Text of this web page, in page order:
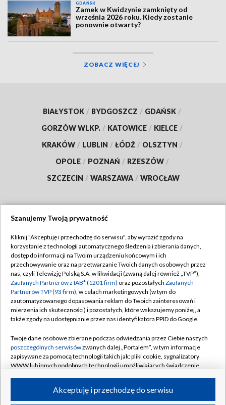
GDAŃSK
Zamek w Kwidzynie zamknięty od
września 2026 roku. Kiedy zostanie
ponownie otwarty?
ZOBACZ WIĘCEJ
BIAŁYSTOK / BYDGOSZCZ / GDAŃSK /
GORZÓW WLKP. / KATOWICE / KIELCE /
KRAKÓW / LUBLIN / ŁÓDŹ / OLSZTYN /
OPOLE / POZNAŃ / RZESZÓW /
SZCZECIN / WARSZAWA / WROCŁAW
TVP
Abonament TVP
Emisja w TVP
Centrum informacji TVP
Naziemna Telewizja Cyfrowa
Rada Programowa
System NOS
Informacje o nadawcy
Program dla prasy
Regulamin TVP
Polityka prywatności
Moje zgody
Pomoc
Kontakt
Kanały
Szanujemy Twoją prywatność
Kliknij "Akceptuję i przechodzę do serwisu", aby wyrazić zgody na
korzystanie z technologii automatycznego śledzenia i zbierania danych,
dostęp do informacji na Twoim urządzeniu końcowym i ich
przechowywanie oraz na przetwarzanie Twoich danych osobowych przez
nas, czyli Telewizję Polską S.A. w likwidacji (zwaną dalej również „TVP”),
Zaufanych Partnerów z IAB* (1201 firm) oraz pozostałych Zaufanych
Partnerów TVP (93 firm), w celach marketingowych (w tym do
zautomatyzowanego dopasowania reklam do Twoich zainteresowań i
mierzenia ich skuteczności) i pozostałych, które wskazujemy poniżej, a
także zgody na udostępnianie przez nas identyfikatora PPID do Google.
Twoje dane osobowe zbierane podczas odwiedzania przez Ciebie naszych
poszczególnych serwisówzwanych dalej „Portalem”, w tym informacje
zapisywane za pomocą technologii takich jak: pliki cookie, sygnalizatory
WWW lub innych podobnych technologii umożliwiających świadczenie
ruchu w Internecie.Akceptuję i przechodzę do serwisu